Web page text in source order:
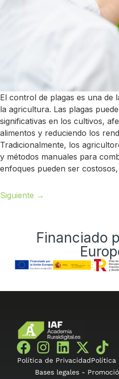
El control de plagas es una de
la agricultura. Las plagas
significativas en los cultivos,
alimentos y reduciendo los
Tradicionalmente, los
y métodos manuales para
enfoques pueden ser
Siguiente →
Financiado
Política de PrivacidadPolítica
Bases legales -